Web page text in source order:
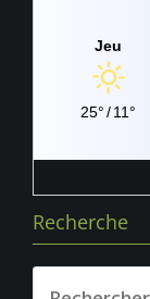
Jeu
25°/11°
Recherche